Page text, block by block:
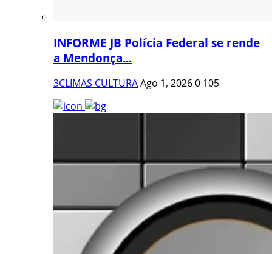
INFORME JB Polícia Federal se rende
a Mendonça...
3CLIMAS CULTURAAgo 1, 20260 105